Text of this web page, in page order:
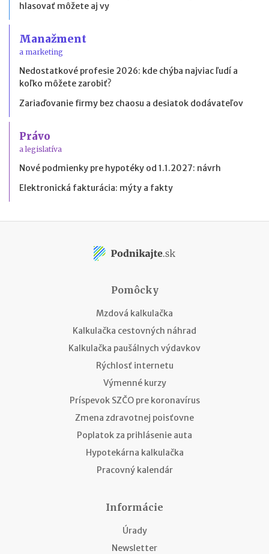
hlasovať môžete aj vy
Manažment
a marketing
Nedostatkové profesie 2026: kde chýba najviac ľudí a
koľko môžete zarobiť?
Zariaďovanie firmy bez chaosu a desiatok dodávateľov
Právo
a legislatíva
Nové podmienky pre hypotéky od 1.1.2027: návrh
Elektronická fakturácia: mýty a fakty
Pomôcky
Mzdová kalkulačka
Kalkulačka cestovných náhrad
Kalkulačka paušálnych výdavkov
Rýchlosť internetu
Výmenné kurzy
Príspevok SZČO pre koronavírus
Zmena zdravotnej poisťovne
Poplatok za prihlásenie auta
Hypotekárna kalkulačka
Pracovný kalendár
Informácie
Úrady
Newsletter